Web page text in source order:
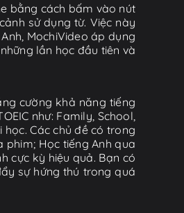
bằng cách bấm vào nút
sử dụng từ. Việc này
MochiVideo áp dụng
lần học đầu tiên và
cường khả năng tiếng
như: Family, School,
học. Các chủ đề có trong
phim; Học tiếng Anh qua
cực kỳ hiệu quả. Bạn có
sự hứng thú trong quá